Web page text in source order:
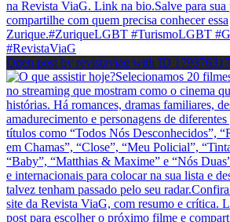
Open post by revistaviag with ID